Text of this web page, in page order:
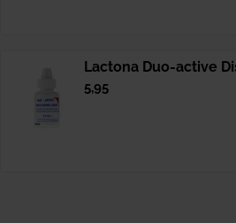
Lactona Duo-active
Normale
5,95